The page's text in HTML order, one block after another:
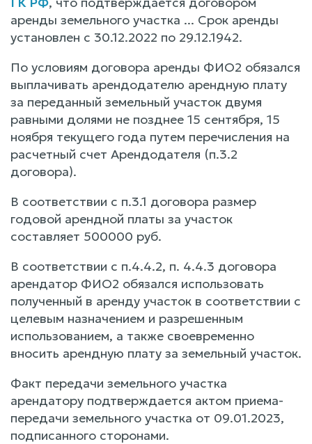
аренды земельного участка ... Срок аренды
установлен с 30.12.2022 по 29.12.1942.
По условиям договора аренды ФИО2 обязался
выплачивать арендодателю арендную плату
за переданный земельный участок двумя
равными долями не позднее 15 сентября, 15
ноября текущего года путем перечисления на
расчетный счет Арендодателя (п.3.2
договора).
В соответствии с п.3.1 договора размер
годовой арендной платы за участок
составляет 500000 руб.
В соответствии с п.4.4.2, п. 4.4.3 договора
арендатор ФИО2 обязался использовать
полученный в аренду участок в соответствии с
целевым назначением и разрешенным
использованием, а также своевременно
вносить арендную плату за земельный участок.
Факт передачи земельного участка
арендатору подтверждается актом приема-
передачи земельного участка от 09.01.2023,
подписанного сторонами.